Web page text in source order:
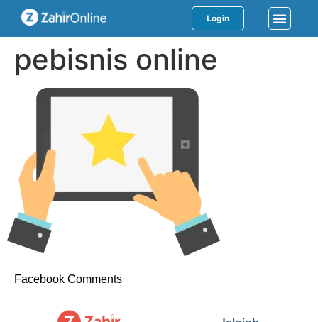
Login
pebisnis online
Facebook Comments